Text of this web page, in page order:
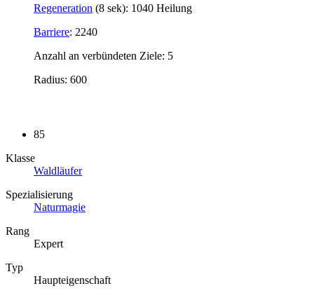
Regeneration (8 sek): 1040 Heilung
Barriere: 2240
Anzahl an verbündeten Ziele: 5
Radius: 600
85
Klasse
Waldläufer
Spezialisierung
Naturmagie
Rang
Expert
Typ
Haupteigenschaft